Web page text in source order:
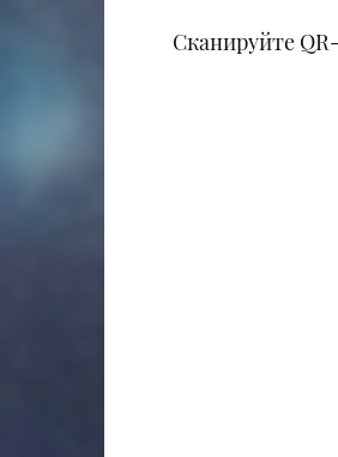
Сканируйте